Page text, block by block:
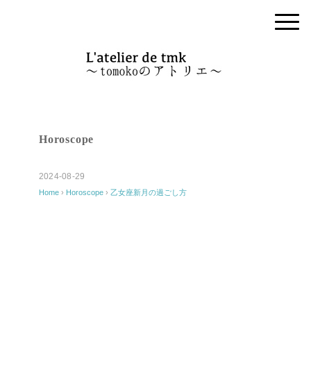
Horoscope
2024-08-29
Home › Horoscope › 乙女座新月の過ごし方